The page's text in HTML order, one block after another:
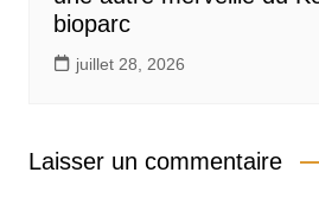
bioparc
juillet 28, 2026
Laisser un commentaire